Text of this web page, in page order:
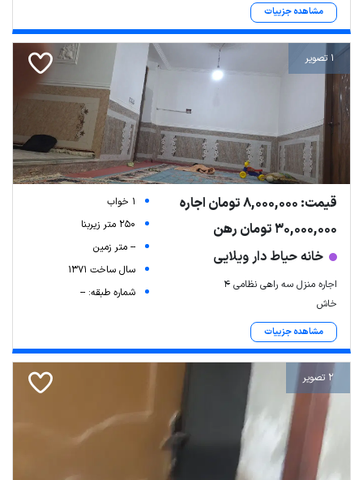
مشاهده جزییات
1 تصویر
قیمت: 8,000,000 تومان اجاره
30,000,000 تومان رهن
خانه حیاط دار ویلایی
اجاره منزل سه راهی نظامی ۴
خاش
مشاهده جزییات
1 خواب
250 متر زیربنا
-- متر زمین
سال ساخت 1371
شماره طبقه: --
2 تصویر